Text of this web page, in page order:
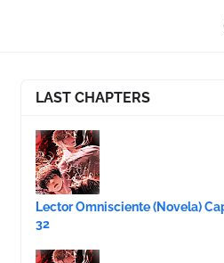
LAST CHAPTERS
Lector Omnisciente (Novela)
32